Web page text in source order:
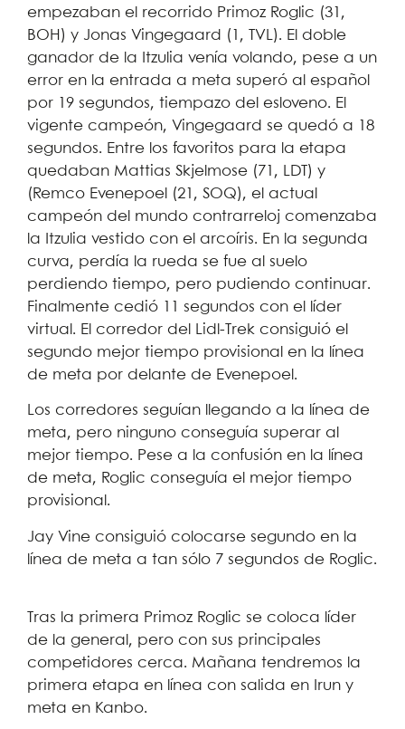
empezaban el recorrido Primoz Roglic (31,
BOH) y Jonas Vingegaard (1, TVL). El doble
ganador de la Itzulia venía volando, pese a un
error en la entrada a meta superó al español
por 19 segundos, tiempazo del esloveno. El
vigente campeón, Vingegaard se quedó a 18
segundos. Entre los favoritos para la etapa
quedaban Mattias Skjelmose (71, LDT) y
(Remco Evenepoel (21, SOQ), el actual
campeón del mundo contrarreloj comenzaba
la Itzulia vestido con el arcoíris. En la segunda
curva, perdía la rueda se fue al suelo
perdiendo tiempo, pero pudiendo continuar.
Finalmente cedió 11 segundos con el líder
virtual. El corredor del Lidl-Trek consiguió el
segundo mejor tiempo provisional en la línea
de meta por delante de Evenepoel.
Los corredores seguían llegando a la línea de
meta, pero ninguno conseguía superar al
mejor tiempo. Pese a la confusión en la línea
de meta, Roglic conseguía el mejor tiempo
provisional.
Jay Vine consiguió colocarse segundo en la
línea de meta a tan sólo 7 segundos de Roglic.
Tras la primera Primoz Roglic se coloca líder
de la general, pero con sus principales
competidores cerca. Mañana tendremos la
primera etapa en línea con salida en Irun y
meta en Kanbo.